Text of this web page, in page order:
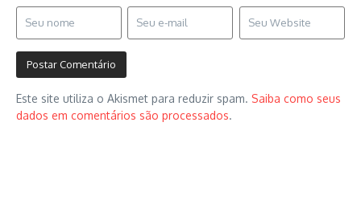
Este site utiliza o Akismet para reduzir spam. Saiba como seus
dados em comentários são processados.